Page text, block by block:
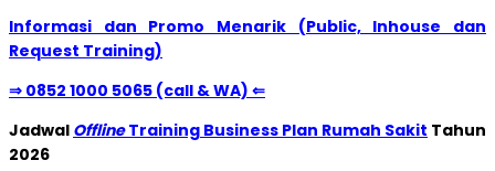
Informasi dan Promo Menarik (Public, Inhouse dan
Request Training)
⇒ 0852 1000 5065 (call & WA) ⇐
Jadwal OfflineTraining Business Plan Rumah Sakit Tahun
2026